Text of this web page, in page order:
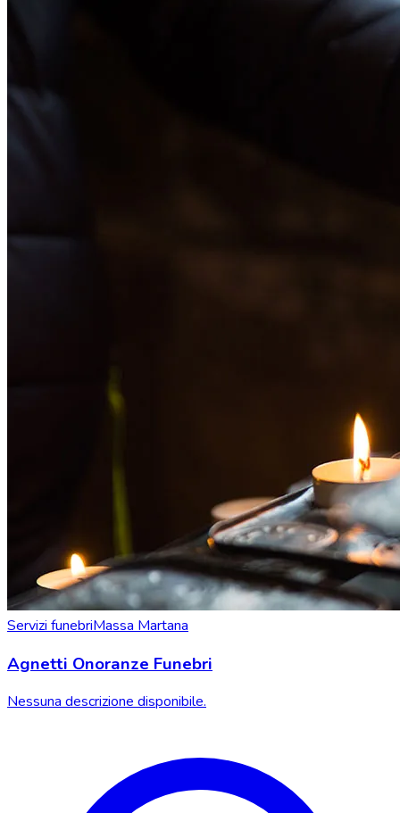
Servizi funebriMassa Martana
Agnetti Onoranze Funebri
Nessuna descrizione disponibile.